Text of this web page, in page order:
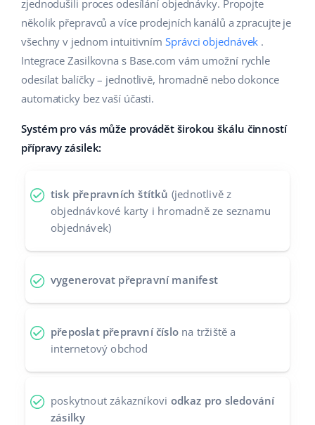
Správa přepravy
Automatizace procesů
Base Connect
AI pro e-commerce
Domov a zahrada
Výrobky pro děti
Elektronika
Automobilové díly
Supermarket
Móda
Podpora
Akademie
Kalendář webinářů a eventů
Služby
Audit účtu
Kalkulačka růstu tržeb a úspor s Base
Partneři
english (US)
english (GB)
english (IN)
deutsch
español (AR)
Italiano
polski
português (BR)
română
zjednodušili proces odesílání objednávky. Propojte
několik přepravců a více prodejních kanálů a zpracujte je
všechny v jednom intuitivnímSprávci objednávek .
Integrace Zasilkovna s Base.com vám umožní rychle
odesílat balíčky – jednotlivě, hromadně nebo dokonce
automaticky bez vaší účasti.
Systém pro vás může provádět širokou škálu činností
přípravy zásilek:
tisk přepravních štítků (jednotlivě z
objednávkové karty i hromadně ze seznamu
objednávek)
vygenerovat přepravní manifest
přeposlat přepravní číslo na tržiště a
internetový obchod
poskytnout zákazníkovi odkaz pro sledování
zásilky